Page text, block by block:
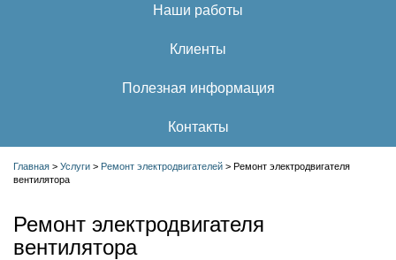
Наши работы
Клиенты
Полезная информация
Контакты
Главная > Услуги > Ремонт электродвигателей > Ремонт электродвигателя
вентилятора
Ремонт электродвигателя
вентилятора